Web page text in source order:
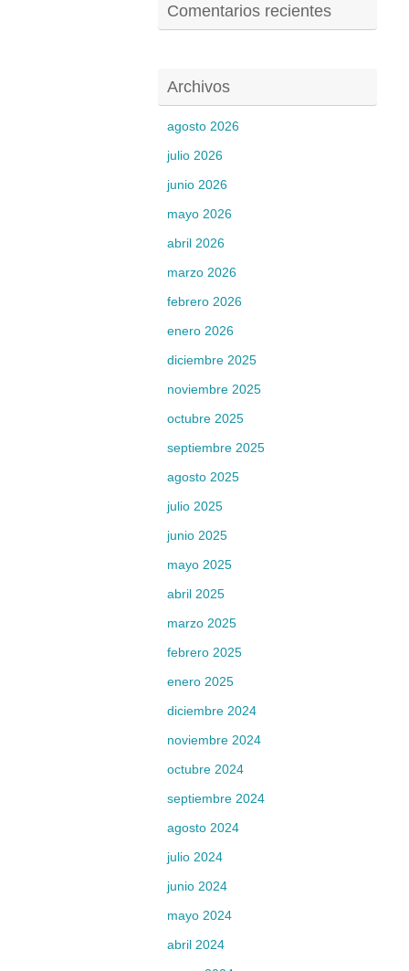
Comentarios recientes
Archivos
agosto 2026
julio 2026
junio 2026
mayo 2026
abril 2026
marzo 2026
febrero 2026
enero 2026
diciembre 2025
noviembre 2025
octubre 2025
septiembre 2025
agosto 2025
julio 2025
junio 2025
mayo 2025
abril 2025
marzo 2025
febrero 2025
enero 2025
diciembre 2024
noviembre 2024
octubre 2024
septiembre 2024
agosto 2024
julio 2024
junio 2024
mayo 2024
abril 2024